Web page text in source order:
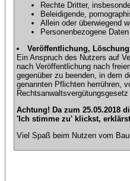
Rechte Dritter,
Beleidigende,
Allein oder überwiegend
Personenbezogene
Veröffentlichung,
Ein Anspruch des Nutzers auf
nach Veröffentlichung nach
gegenüber zu beenden, in dem
genannten Pflichten herrühren,
Achtung! Da zum 25.05.2018
'Ich stimme zu' klickst,
Viel Spaß beim Nutzen vom